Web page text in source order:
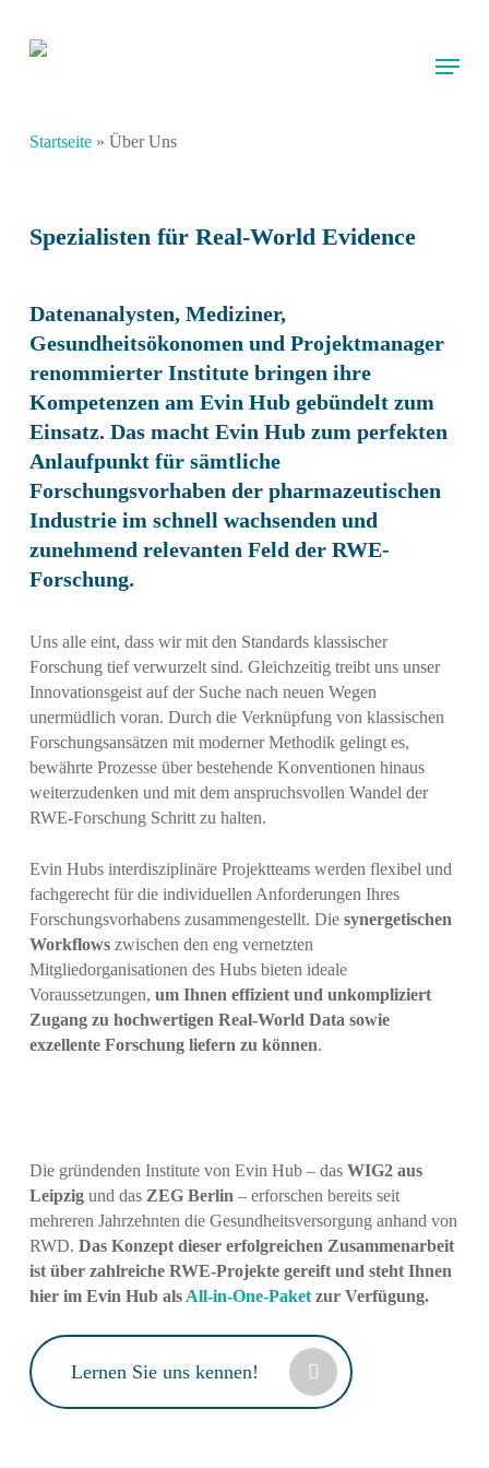
main
Menu
Startseite» Über Uns
Spezialisten für Real-World Evidence
Datenanalysten, Mediziner,
Gesundheitsökonomen und Projektmanager
renommierter Institute bringen ihre
Kompetenzen am Evin Hub gebündelt zum
Einsatz. Das macht Evin Hub zum perfekten
Anlaufpunkt für sämtliche
Forschungsvorhaben der pharmazeutischen
Industrie im schnell wachsenden und
zunehmend relevanten Feld der RWE-
Forschung.
Uns alle eint, dass wir mit den Standards klassischer
Forschung tief verwurzelt sind. Gleichzeitig treibt uns unser
Innovationsgeist auf der Suche nach neuen Wegen
unermüdlich voran. Durch die Verknüpfung von klassischen
Forschungsansätzen mit moderner Methodik gelingt es,
bewährte Prozesse über bestehende Konventionen hinaus
weiterzudenken und mit dem anspruchsvollen Wandel der
RWE-Forschung Schritt zu halten.
Evin Hubs interdisziplinäre Projektteams werden flexibel und
fachgerecht für die individuellen Anforderungen Ihres
Forschungsvorhabens zusammengestellt. Die synergetischen
Workflowszwischen den eng vernetzten
Mitgliedorganisationen des Hubs bieten ideale
Voraussetzungen, um Ihnen effizient und unkompliziert
Zugang zu hochwertigen Real-World Data sowie
exzellente Forschung liefern zu können.
Die gründenden Institute von Evin Hub – dasWIG2 aus
Leipzig und das ZEG Berlin – erforschen bereits seit
mehreren Jahrzehnten die Gesundheitsversorgung anhand von
RWD.Das Konzept dieser erfolgreichen Zusammenarbeit
ist über zahlreiche RWE-Projekte gereift und steht Ihnen
hier im Evin Hub als All-in-One-Paket zur Verfügung.
Lernen Sie uns kennen!